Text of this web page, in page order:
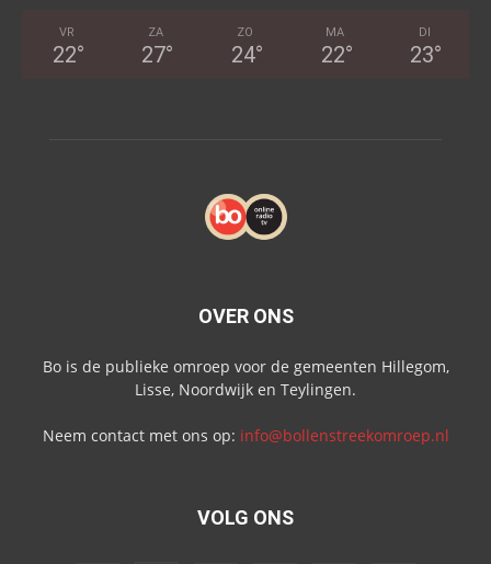
VR
22°
ZA
27°
ZO
24°
MA
22°
DI
23°
OVER ONS
Bo is de publieke omroep voor de gemeenten Hillegom,
Lisse, Noordwijk en Teylingen.
Neem contact met ons op: info@bollenstreekomroep.nl
VOLG ONS